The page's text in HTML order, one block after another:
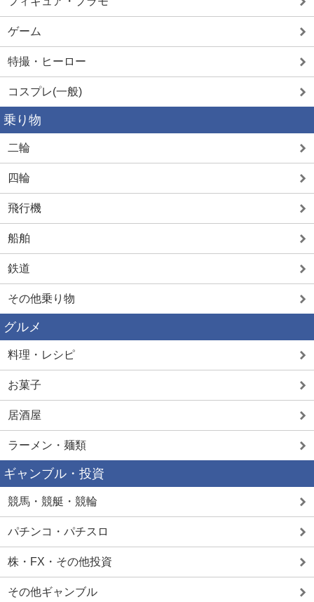
ゲーム
特撮・ヒーロー
コスプレ(一般)
乗り物
二輪
四輪
飛行機
船舶
鉄道
その他乗り物
グルメ
料理・レシピ
お菓子
居酒屋
ラーメン・麺類
ギャンブル・投資
競馬・競艇・競輪
パチンコ・パチスロ
株・FX・その他投資
その他ギャンブル